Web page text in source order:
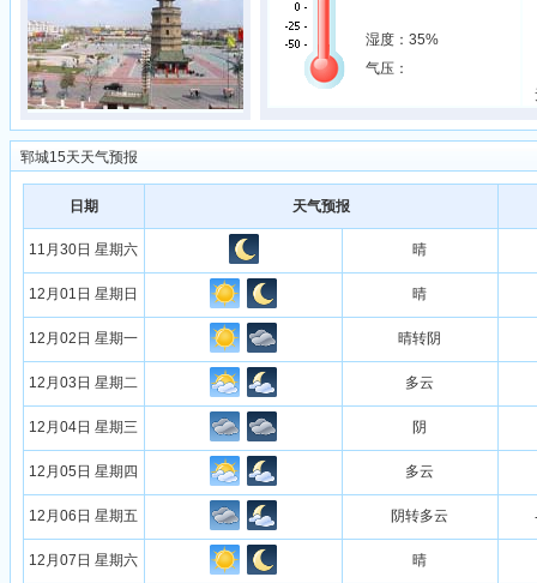
湿度：35%
气压：
郓城15天天气预报
日期 天气预报
11月30日 星期六 晴
12月01日 星期日 晴
12月02日 星期一 晴转阴
12月03日 星期二 多云
12月04日 星期三 阴
12月05日 星期四 多云
12月06日 星期五 阴转多云
12月07日 星期六 晴